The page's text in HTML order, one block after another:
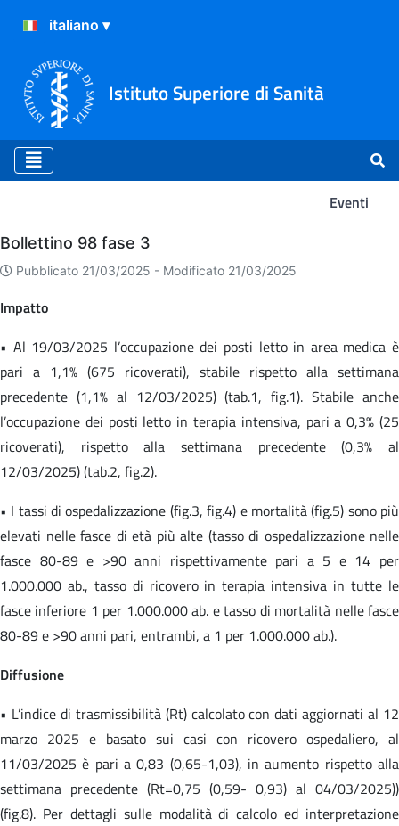
Istituto Superiore di Sanità
Eventi
Eventi
Bollettino 98 fase 3
Pubblicato 21/03/2025 - Modificato 21/03/2025
Impatto
• Al 19/03/2025 l’occupazione dei posti letto in area medica è
pari a 1,1% (675 ricoverati), stabile rispetto alla settimana
precedente (1,1% al 12/03/2025) (tab.1, fig.1). Stabile anche
l’occupazione dei posti letto in terapia intensiva, pari a 0,3% (25
ricoverati), rispetto alla settimana precedente (0,3% al
12/03/2025) (tab.2, fig.2).
• I tassi di ospedalizzazione (fig.3, fig.4) e mortalità (fig.5) sono più
elevati nelle fasce di età più alte (tasso di ospedalizzazione nelle
fasce 80-89 e >90 anni rispettivamente pari a 5 e 14 per
1.000.000 ab., tasso di ricovero in terapia intensiva in tutte le
fasce inferiore 1 per 1.000.000 ab. e tasso di mortalità nelle fasce
80-89 e >90 anni pari, entrambi, a 1 per 1.000.000 ab.).
Diffusione
• L’indice di trasmissibilità (Rt) calcolato con dati aggiornati al 12
marzo 2025 e basato sui casi con ricovero ospedaliero, al
11/03/2025 è pari a 0,83 (0,65-1,03), in aumento rispetto alla
settimana precedente (Rt=0,75 (0,59- 0,93) al 04/03/2025))
(fig.8). Per dettagli sulle modalità di calcolo ed interpretazione